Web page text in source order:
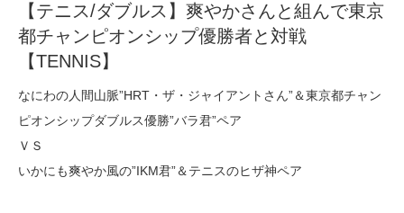
【テニス/ダブルス】爽やかさんと組んで東京
都チャンピオンシップ優勝者と対戦
【TENNIS】
なにわの人間山脈”HRT・ザ・ジャイアントさん”＆東京都チャン
ピオンシップダブルス優勝”バラ君”ペア
ＶＳ
いかにも爽やか風の”IKM君”＆テニスのヒザ神ペア